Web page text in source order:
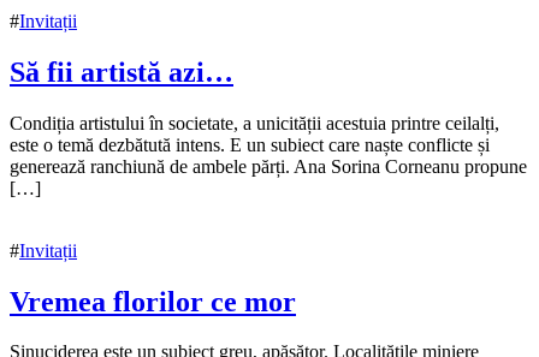
#Invitații
Să fii artistă azi…
15
noiembrie
2021
Condiția artistului în societate, a unicității acestuia printre ceilalți,
este o temă dezbătută intens. E un subiect care naște conflicte și
generează ranchiună de ambele părți. Ana Sorina Corneanu propune
[…]
#Invitații
Vremea florilor ce mor
15
Sinuciderea este un subiect greu, apăsător. Localitățile miniere